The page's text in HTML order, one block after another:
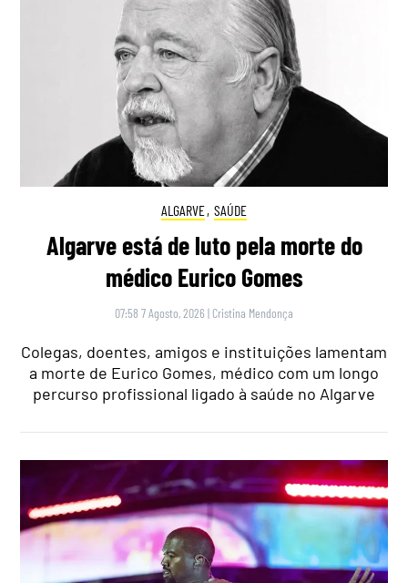
ALGARVE, SAÚDE
Algarve está de luto pela morte do
médico Eurico Gomes
07:58 7 Agosto, 2026 | Cristina Mendonça
Colegas, doentes, amigos e instituições lamentam
a morte de Eurico Gomes, médico com um longo
percurso profissional ligado à saúde no Algarve